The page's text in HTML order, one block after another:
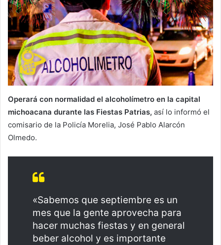
Operará con normalidad el alcoholímetro en la capital
michoacana durante las Fiestas Patrias, así lo informó el
comisario de la Policía Morelia, José Pablo Alarcón
Olmedo.
«Sabemos que septiembre es un
mes que la gente aprovecha para
hacer muchas fiestas y en general
beber alcohol y es importante